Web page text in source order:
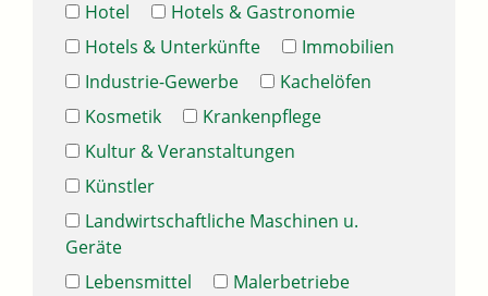
Hotel
Hotels & Gastronomie
Hotels & Unterkünfte
Immobilien
Industrie-Gewerbe
Kachelöfen
Kosmetik
Krankenpflege
Kultur & Veranstaltungen
Künstler
Landwirtschaftliche Maschinen u.
Geräte
Lebensmittel
Malerbetriebe